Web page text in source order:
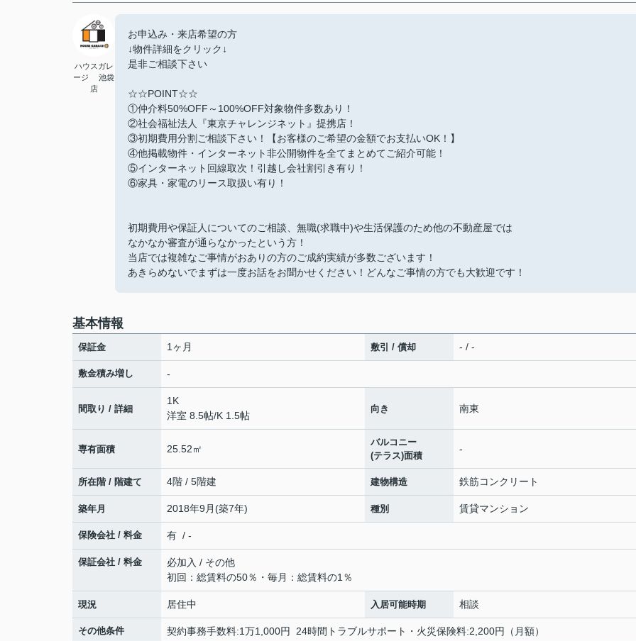
ハウスガレ
ージ 池袋
店
お申込み・来店希望の方
↓物件詳細をクリック↓
是非ご相談下さい
☆☆POINT☆☆
①仲介料50%OFF～100%OFF対象物件多数あり！
②社会福祉法人『東京チャレンジネット』提携店！
③初期費用分割ご相談下さい！【お客様のご希望の金額でお支払いOK！】
④他掲載物件・インターネット非公開物件を全てまとめてご紹介可能！
⑤インターネット回線取次！引越し会社割引き有り！
⑥家具・家電のリース取扱い有り！
初期費用や保証人についてのご相談、無職(求職中)や生活保護のため他の不動産屋では
なかなか審査が通らなかったという方！
当店では複雑なご事情がおありの方のご成約実績が多数ございます！
あきらめないでまずは一度お話をお聞かせください！どんなご事情の方でも大歓迎です！
基本情報
保証金 1ヶ月 敷引 / 償却 - / -
敷金積み増し -
間取り / 詳細
1K
洋室 8.5帖/K 1.5帖
向き 南東
専有面積 25.52㎡
バルコニー
(テラス)面積
-
所在階 / 階建て 4階 / 5階建 建物構造 鉄筋コンクリート
築年月 2018年9月(築7年) 種別 賃貸マンション
保険会社 / 料金 有 / -
保証会社 / 料金
必加入 / その他
初回：総賃料の50％・毎月：総賃料の1％
現況 居住中 入居可能時期 相談
その他条件 契約事務手数料:1万1,000円 24時間トラブルサポート・火災保険料:2,200円（月額）